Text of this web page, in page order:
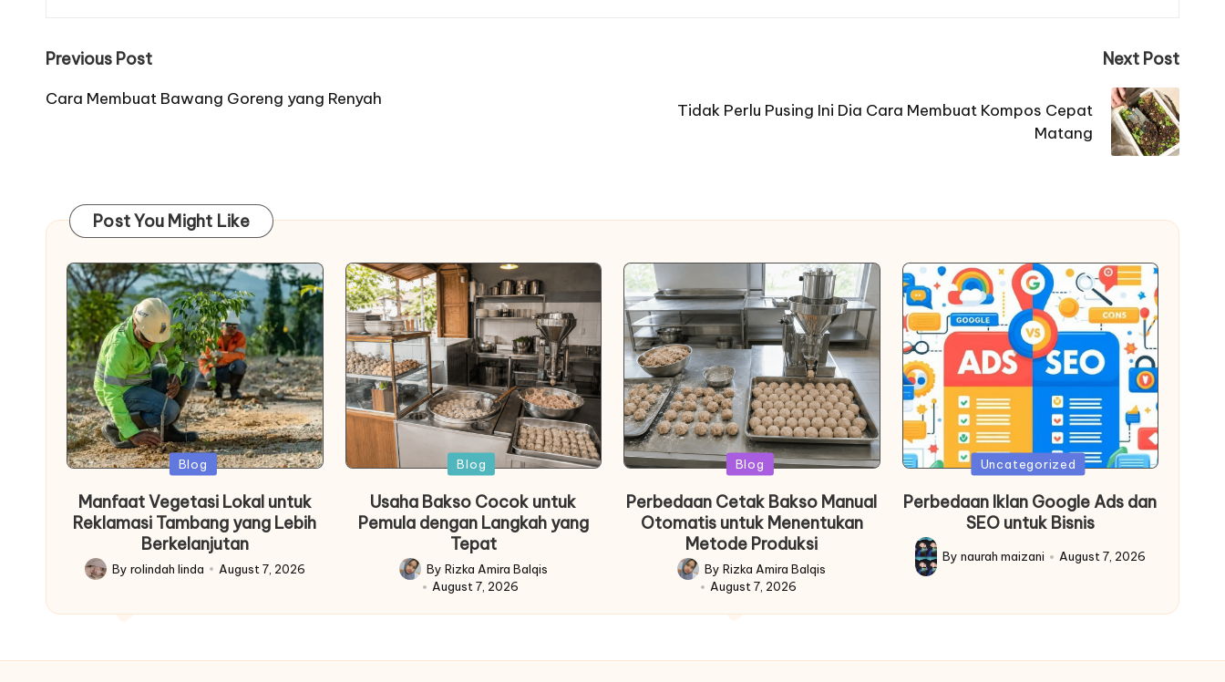
Post
navigation
Previous Post
Cara Membuat Bawang Goreng yang Renyah
Next Post
Tidak Perlu Pusing Ini Dia Cara Membuat Kompos Cepat
Matang
Post You Might Like
Posted
Blog
Manfaat Vegetasi Lokal untuk
Reklamasi Tambang yang Lebih
Berkelanjutan
Posted
By rolindah linda August 7, 2026
Posted
Blog
Usaha Bakso Cocok untuk
Pemula dengan Langkah yang
Tepat
Posted
By Rizka Amira Balqis
August 7, 2026
Posted
Blog
Perbedaan Cetak Bakso Manual
Otomatis untuk Menentukan
Metode Produksi
Posted
ByRizka Amira Balqis
August 7, 2026
Posted
Uncategorized
Perbedaan Iklan Google Ads dan
SEO untuk Bisnis
Posted
by
By naurah maizani August 7, 2026